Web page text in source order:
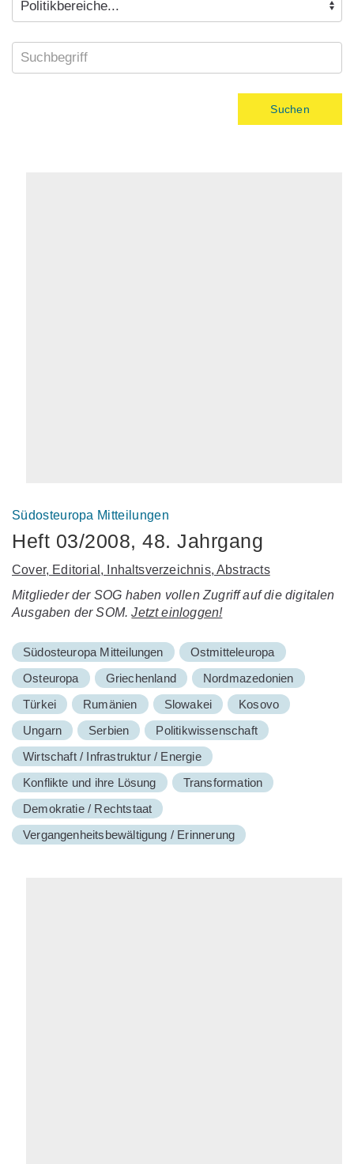
Suchen
Südosteuropa Mitteilungen
Heft 03/2008, 48. Jahrgang
Cover, Editorial, Inhaltsverzeichnis, Abstracts
Mitglieder der SOG haben vollen Zugriff auf die digitalen
Ausgaben der SOM.Jetzt einloggen!
Südosteuropa Mitteilungen
Ostmitteleuropa
Osteuropa
Griechenland
Nordmazedonien
Türkei
Rumänien Slowakei
Kosovo
Ungarn
Serbien
Politikwissenschaft
Wirtschaft / Infrastruktur / Energie
Konflikte und ihre Lösung
Transformation
Demokratie / Rechtstaat
Vergangenheitsbewältigung / Erinnerung